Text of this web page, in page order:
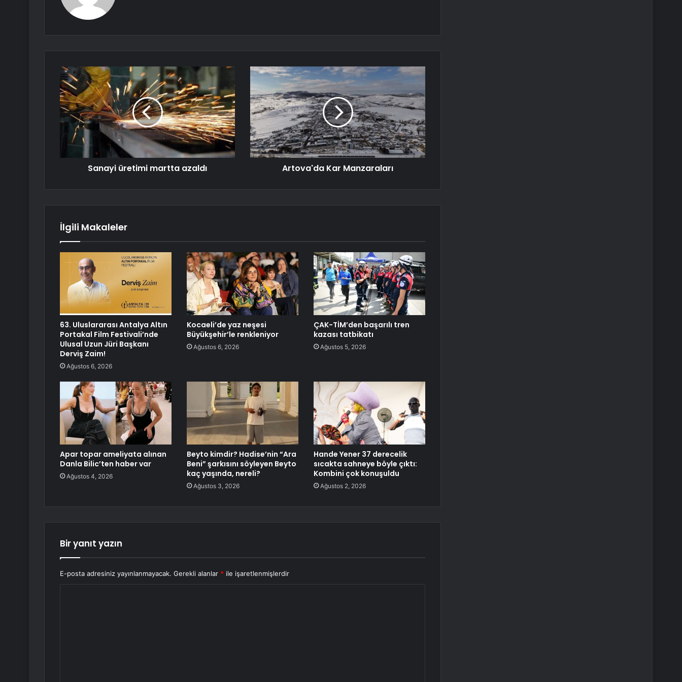
Sanayi üretimi martta azaldı Artova'da Kar Manzaraları
İlgili Makaleler
63. Uluslararası Antalya Altın
Portakal Film Festivali’nde
Ulusal Uzun Jüri Başkanı
Derviş Zaim!
Ağustos 6, 2026
Kocaeli’de yaz neşesi
Büyükşehir’le renkleniyor
Ağustos 6, 2026
ÇAK-TİM’den başarılı tren
kazası tatbikatı
Ağustos 5, 2026
Apar topar ameliyata alınan
Danla Bilic’ten haber var
Ağustos 4, 2026
Beyto kimdir? Hadise’nin “Ara
Beni” şarkısını söyleyen Beyto
kaç yaşında, nereli?
Ağustos 3, 2026
Hande Yener 37 derecelik
sıcakta sahneye böyle çıktı:
Kombini çok konuşuldu
Ağustos 2, 2026
Bir yanıt yazın
E-posta adresiniz yayınlanmayacak. Gerekli alanlar * ile işaretlenmişlerdir